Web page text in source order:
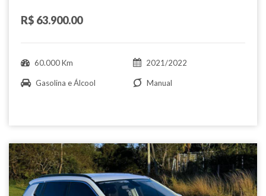
R$ 63.900.00
60.000 Km 2021/2022
Gasolina e Álcool Manual